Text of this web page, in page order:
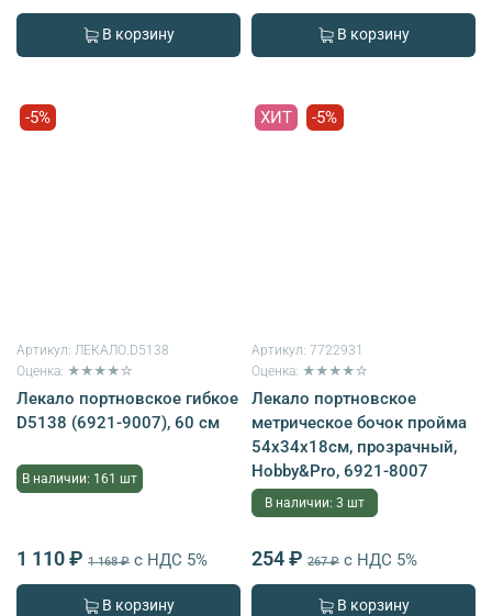
В корзину В корзину
-5%
Артикул: ЛЕКАЛО.D5138
Оценка: ★★★★☆
Лекало портновское гибкое
D5138 (6921-9007), 60 см
В наличии: 161 шт
1 110 ₽ 1 168 ₽ с НДС 5%
В корзину
ХИТ -5%
Артикул: 7722931
Оценка: ★★★★☆
Лекало портновское
метрическое бочок пройма
54х34х18см, прозрачный,
Hobby&Pro, 6921-8007
В наличии: 3 шт
254 ₽ 267 ₽ с НДС 5%
В корзину